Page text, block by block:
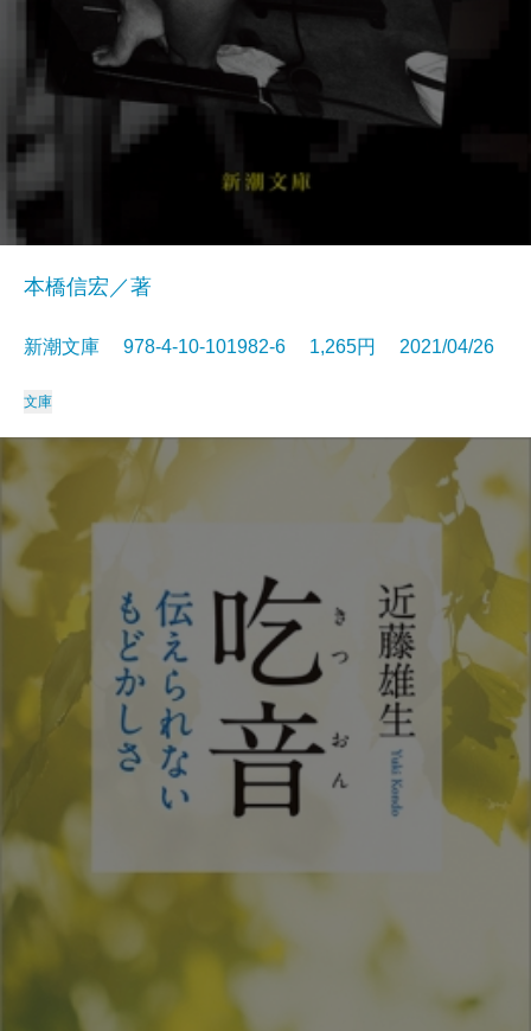
本橋信宏／著
新潮文庫 978-4-10-101982-6 1,265円 2021/04/26
文庫